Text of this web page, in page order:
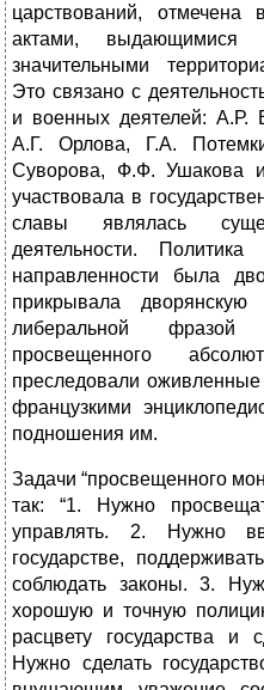
царствований, отмечена
актами,
значительными
Это связано с
и военных деятелей: А.Р.
А.Г. Орлова, Г.А.
Суворова, Ф.Ф. Ушакова
участвовала в
славы являлась
деятельности.
направленности была
прикрывала
либеральной
просвещенного
преследовали
французкими
подношения им.
Задачи “просвещенного
так: “1. Нужно
управлять. 2. Нужно
государстве,
соблюдать законы. 3.
хорошую и точную
расцвету государства и
Нужно сделать